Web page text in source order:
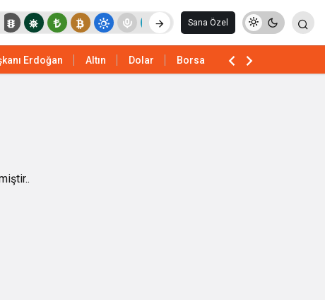
Sana Özel
Erdoğan Altın Dolar Borsa